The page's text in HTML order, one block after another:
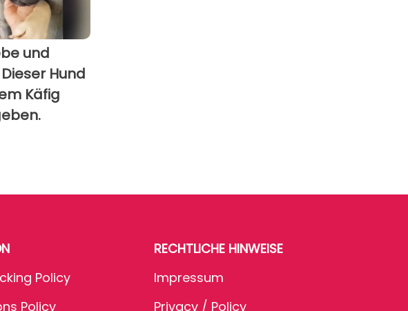
und
Hund
Käfig
Policy
Policy
RECHTLICHE HINWEISE
Impressum
Privacy / Policy